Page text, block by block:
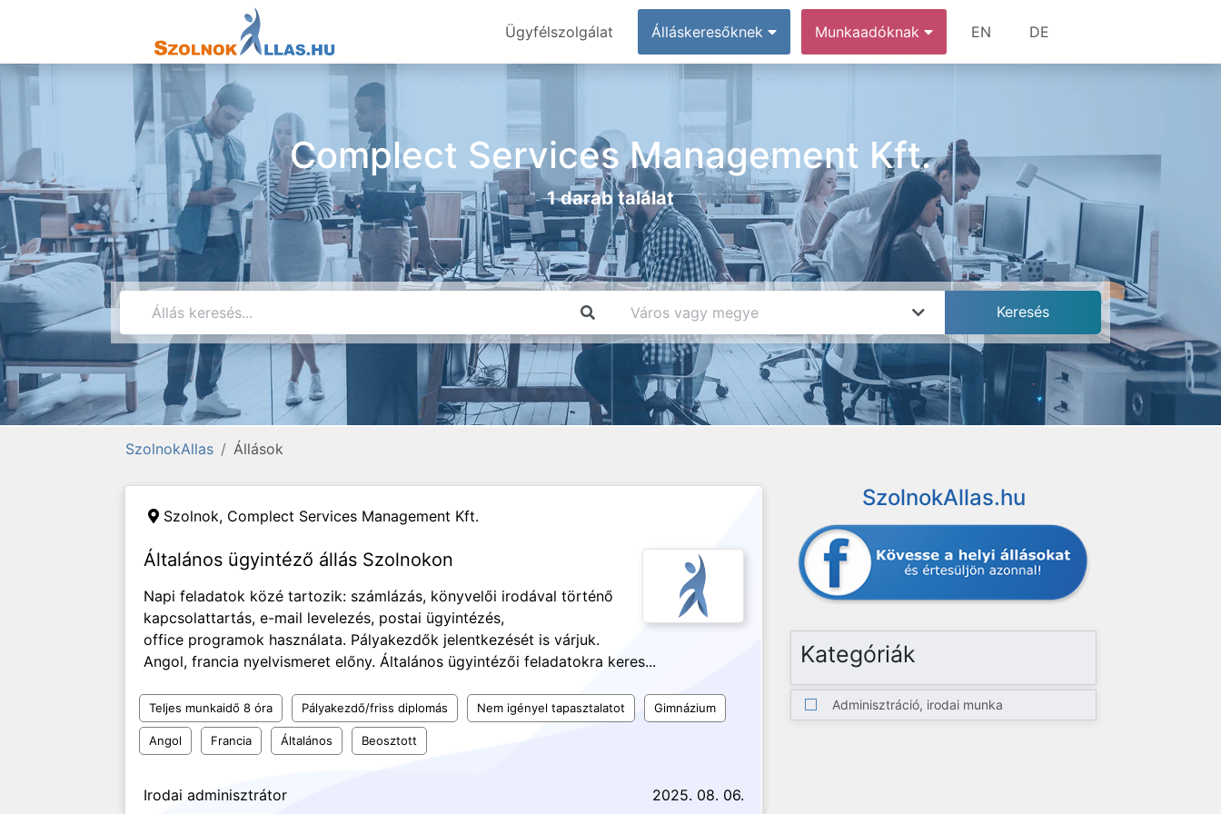
Ügyfélszolgálat Álláskeresőknek Munkaadóknak EN DE
Complect Services Management Kft.
1 darab találat
SzolnokAllas Állások
Szolnok, Complect Services Management Kft.
Általános ügyintéző állás Szolnokon
Napi feladatok közé tartozik: számlázás, könyvelői irodával történő
kapcsolattartás, e-mail levelezés, postai ügyintézés,
office programok használata. Pályakezdők jelentkezését is várjuk.
Angol, francia nyelvismeret előny. Általános ügyintézői feladatokra keres...
Teljes munkaidő 8 óra Pályakezdő/friss diplomás Nem igényel tapasztalatot Gimnázium
Angol Francia Általános Beosztott
Irodai adminisztrátor 2025. 08. 06.
SzolnokAllas.hu
Kategóriák
Adminisztráció, irodai munka